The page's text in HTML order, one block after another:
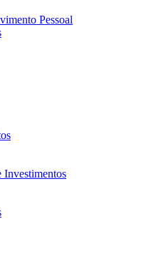
Pessoal
Investimentos